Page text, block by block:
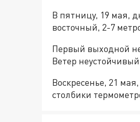
В пятницу, 19 мая,
восточный, 2-7
Первый выходной
Ветер
Воскресенье, 21
столбики